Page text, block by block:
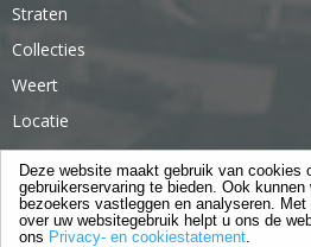
Straten
Collecties
Weert
Locatie
Weert in 365 dagen
Gebouwen
Lifestyle
Deze website maakt gebruik van cookies
gebruikerservaring te bieden. Ook
bezoekers vastleggen en analyseren.
over uw websitegebruik helpt u ons de
ons Privacy- en cookiestatement.